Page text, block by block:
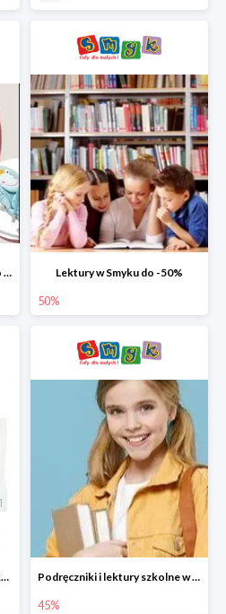
Leżaczki i huśtawki w Smyku do -30% Lektury w Smyku do -50%
50%
Miracle odzież ciążowa w Smyku co -30% Podręczniki i lektury szkolne w Smyku do -45%
45%